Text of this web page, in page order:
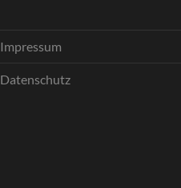
Impressum
Datenschutz